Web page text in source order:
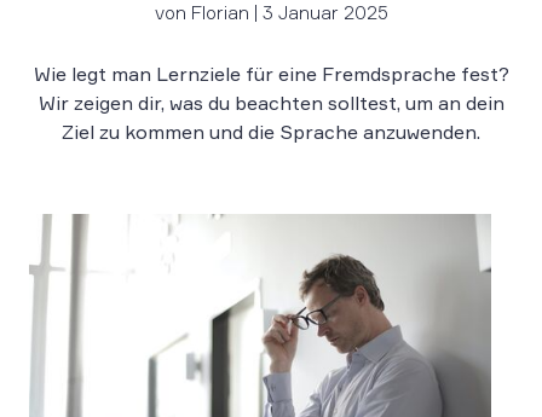
von Florian | 3 Januar 2025
Wie legt man Lernziele für eine Fremdsprache fest?
Wir zeigen dir, was du beachten solltest, um an dein
Ziel zu kommen und die Sprache anzuwenden.